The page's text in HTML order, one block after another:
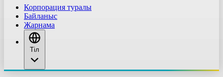
Корпорация туралы
Байланыс
Жарнама
Тіл